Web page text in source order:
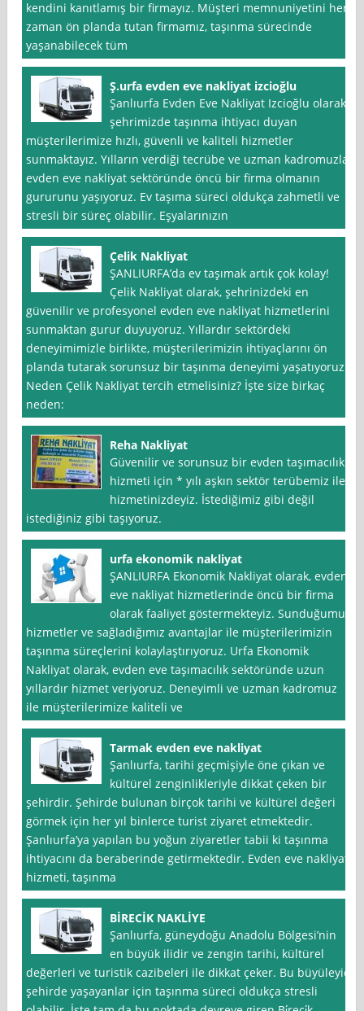
kendini kanıtlamış bir firmayız. Müşteri memnuniyetini her
zaman ön planda tutan firmamız, taşınma sürecinde
yaşanabilecek tüm
Ş.urfa evden eve nakliyat izcioğlu
Şanlıurfa Evden Eve Nakliyat Izcioğlu olarak,
şehrimizde taşınma ihtiyacı duyan
müşterilerimize hızlı, güvenli ve kaliteli hizmetler
sunmaktayız. Yılların verdiği tecrübe ve uzman kadromuzla,
evden eve nakliyat sektöründe öncü bir firma olmanın
gururunu yaşıyoruz. Ev taşıma süreci oldukça zahmetli ve
stresli bir süreç olabilir. Eşyalarınızın
Çelik Nakliyat
ŞANLIURFA’da ev taşımak artık çok kolay!
Çelik Nakliyat olarak, şehrinizdeki en
güvenilir ve profesyonel evden eve nakliyat hizmetlerini
sunmaktan gurur duyuyoruz. Yıllardır sektördeki
deneyimimizle birlikte, müşterilerimizin ihtiyaçlarını ön
planda tutarak sorunsuz bir taşınma deneyimi yaşatıyoruz.
Neden Çelik Nakliyat tercih etmelisiniz? İşte size birkaç
neden:
Reha Nakliyat
Güvenilir ve sorunsuz bir evden taşımacılık
hizmeti için * yılı aşkın sektör terübemiz ile
hizmetinizdeyiz. İstediğimiz gibi değil
istediğiniz gibi taşıyoruz.
urfa ekonomik nakliyat
ŞANLIURFA Ekonomik Nakliyat olarak, evden
eve nakliyat hizmetlerinde öncü bir firma
olarak faaliyet göstermekteyiz. Sunduğumuz
hizmetler ve sağladığımız avantajlar ile müşterilerimizin
taşınma süreçlerini kolaylaştırıyoruz. Urfa Ekonomik
Nakliyat olarak, evden eve taşımacılık sektöründe uzun
yıllardır hizmet veriyoruz. Deneyimli ve uzman kadromuz
ile müşterilerimize kaliteli ve
Tarmak evden eve nakliyat
Şanlıurfa, tarihi geçmişiyle öne çıkan ve
kültürel zenginlikleriyle dikkat çeken bir
şehirdir. Şehirde bulunan birçok tarihi ve kültürel değeri
görmek için her yıl binlerce turist ziyaret etmektedir.
Şanlıurfa’ya yapılan bu yoğun ziyaretler tabii ki taşınma
ihtiyacını da beraberinde getirmektedir. Evden eve nakliyat
hizmeti, taşınma
BİRECİK NAKLİYE
Şanlıurfa, güneydoğu Anadolu Bölgesi’nin
en büyük ilidir ve zengin tarihi, kültürel
değerleri ve turistik cazibeleri ile dikkat çeker. Bu büyüleyici
şehirde yaşayanlar için taşınma süreci oldukça stresli